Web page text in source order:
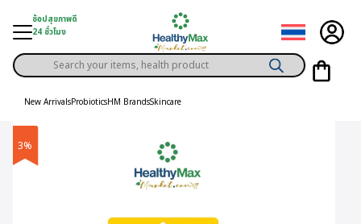
content
ช้อปสุขภาพดี
24 ชั่วโมง
Solution
Products
search
New ArrivalsProbioticsHM BrandsSkincare
3%